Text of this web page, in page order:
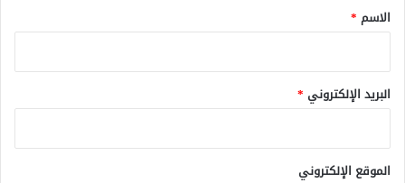
*
الاسم *
البريد الإلكتروني *
الموقع الإلكتروني